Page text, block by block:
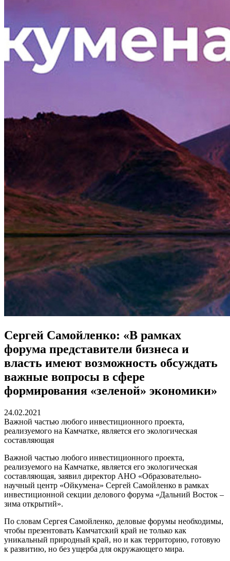
Сергей Самойленко: «В рамках
форума представители бизнеса и
власть имеют возможность обсуждать
важные вопросы в сфере
формирования «зеленой» экономики»
24.02.2021
Важной частью любого инвестиционного проекта,
реализуемого на Камчатке, является его экологическая
составляющая
Важной частью любого инвестиционного проекта,
реализуемого на Камчатке, является его экологическая
составляющая, заявил директор АНО «Образовательно-
научный центр «Ойкумена» Сергей Самойленко в рамках
инвестиционной секции делового форума «Дальний Восток –
зима открытий».
По словам Сергея Самойленко, деловые форумы необходимы,
чтобы презентовать Камчатский край не только как
уникальный природный край, но и как территорию, готовую
к развитию, но без ущерба для окружающего мира.